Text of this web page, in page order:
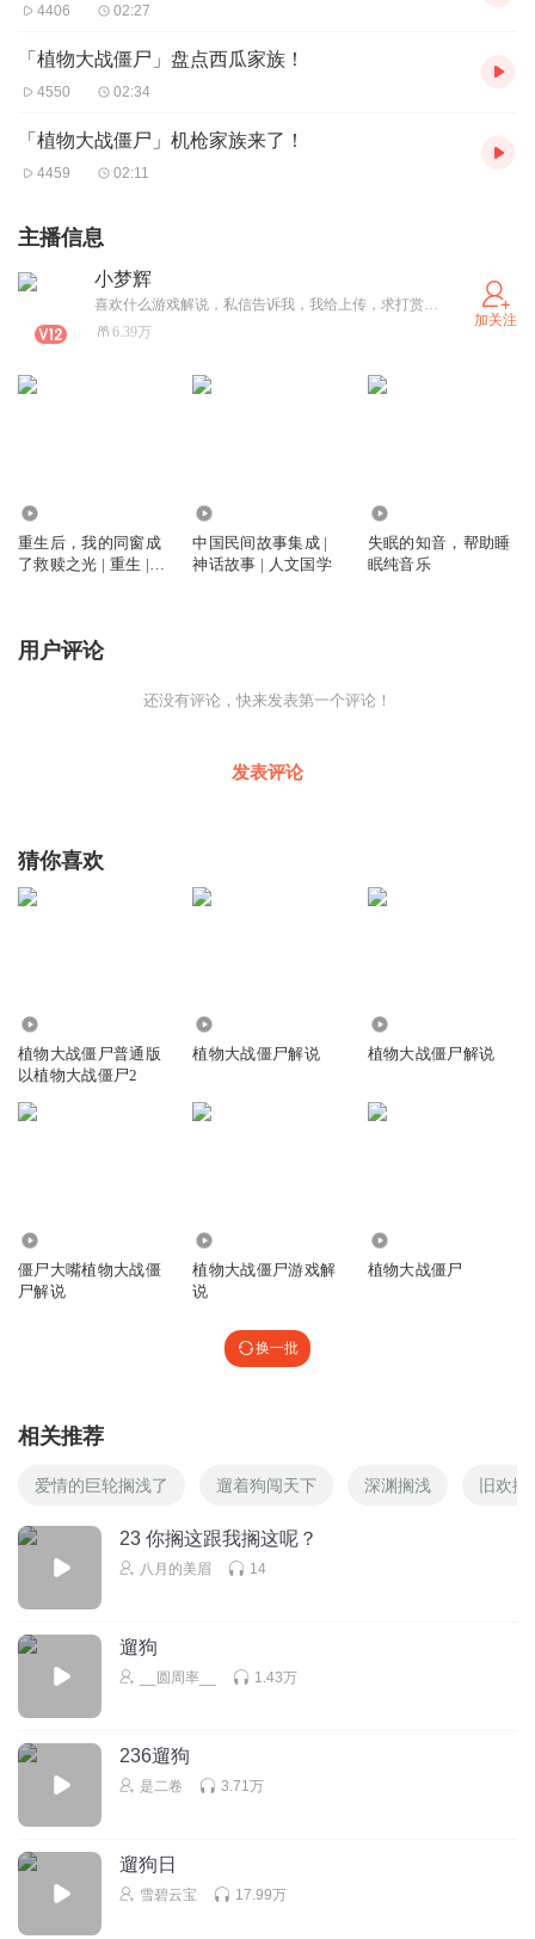
4406 02:27
「植物大战僵尸」盘点西瓜家族！
4550 02:34
「植物大战僵尸」机枪家族来了！
4459 02:11
主播信息
小梦辉
喜欢什么游戏解说，私信告诉我，我给上传，求打赏哈哈
6.39万
加关注
重生后，我的同窗成
了救赎之光 | 重生 |
中国民间故事集成 |
神话故事 | 人文国学
失眠的知音，帮助睡
眠纯音乐
用户评论
还没有评论，快来发表第一个评论！
发表评论
猜你喜欢
植物大战僵尸普通版
以植物大战僵尸2
植物大战僵尸解说 植物大战僵尸解说
僵尸大嘴植物大战僵
尸解说
植物大战僵尸游戏解
说
植物大战僵尸
换一批
相关推荐
爱情的巨轮搁浅了 遛着狗闯天下 深渊搁浅 旧欢搁
23 你搁这跟我搁这呢？
八月的美眉 14
遛狗
__圆周率__ 1.43万
236遛狗
是二卷 3.71万
遛狗日
雪碧云宝 17.99万